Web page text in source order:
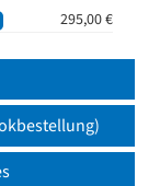
295,00€